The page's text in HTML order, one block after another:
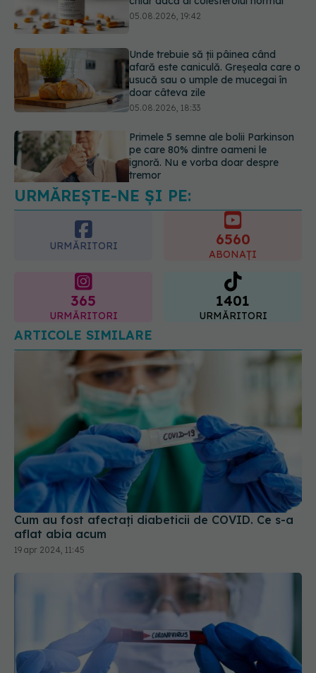
usucă sau o umple de mucegai în
doar câteva zile
Primele 5 semne ale bolii Parkinson
pe care 80% dintre oameni le
ignoră. Nu e vorba doar despre
tremor
Gabriela Cristea, manifest pentru
respect și acceptare: Corpul
fiecăruia spune o poveste
05.08.2026, 21:23
URMĂREȘTE-NE ȘI PE:
URMĂRITORI
365 1401
URMĂRITORI
ARTICOLE SIMILARE
Cum au fost afectați diabeticii de COVID. Ce s-a
aflat abia acum
19 apr 2024, 11:45